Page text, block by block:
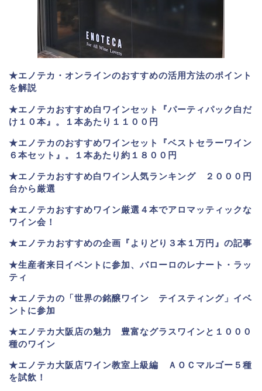
★エノテカ・オンラインのおすすめの活用方法のポイント
を解説
★エノテカおすすめ白ワインセット『パーティパック白だ
け１０本』。１本あたり１１００円
★エノテカのおすすめワインセット『ベストセラーワイン
６本セット』。
１本あたり約１８００円
★エノテカおすすめ白ワイン人気ランキング ２０００円
台から厳選
★エノテカおすすめワイン厳選４本でアロマッティックな
ワイン会！
★エノテカおすすめの企画『よりどり３本１万円』の記事
★生産者来日イベントに参加、バローロのレナート・ラッ
ティ
★エノテカの「世界の銘醸ワイン テイスティング」イベ
ントに参加
★エノテカ大阪店の魅力 豊富なグラスワインと１０００
種のワイン
★エノテカ大阪店ワイン教室上級編 ＡＯＣマルゴー５種
を試飲！